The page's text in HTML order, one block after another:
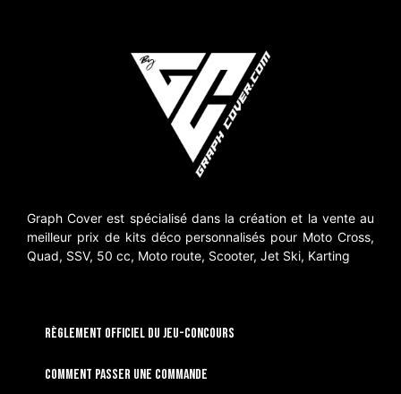
Graph Cover est spécialisé dans la création et la vente au
meilleur prix de kits déco personnalisés pour Moto Cross,
Quad, SSV, 50 cc, Moto route, Scooter, Jet Ski, Karting
RÈGLEMENT OFFICIEL DU JEU-CONCOURS
Comment passer une commande